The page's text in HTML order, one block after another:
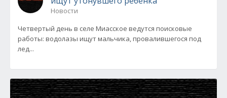
Новости
Четвертый день в селе Миасское ведутся поисковые
работы: водолазы ищут мальчика, провалившегося под
лед...